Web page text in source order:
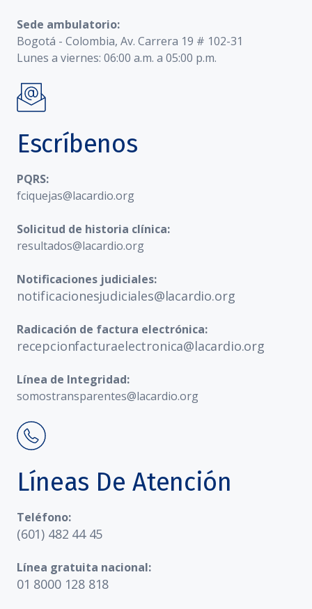
Sede ambulatorio:
Bogotá - Colombia, Av. Carrera 19 # 102-31
Lunes a viernes: 06:00 a.m. a 05:00 p.m.
Escríbenos
PQRS:
fciquejas@lacardio.org
Solicitud de historia clínica:
resultados@lacardio.org
Notificaciones judiciales:
notificacionesjudiciales@lacardio.org
Radicación de factura electrónica:
recepcionfacturaelectronica@lacardio.org
Línea de Integridad:
somostransparentes@lacardio.org
Líneas De Atención
Teléfono:
(601) 482 44 45
Línea gratuita nacional:
01 8000 128 818